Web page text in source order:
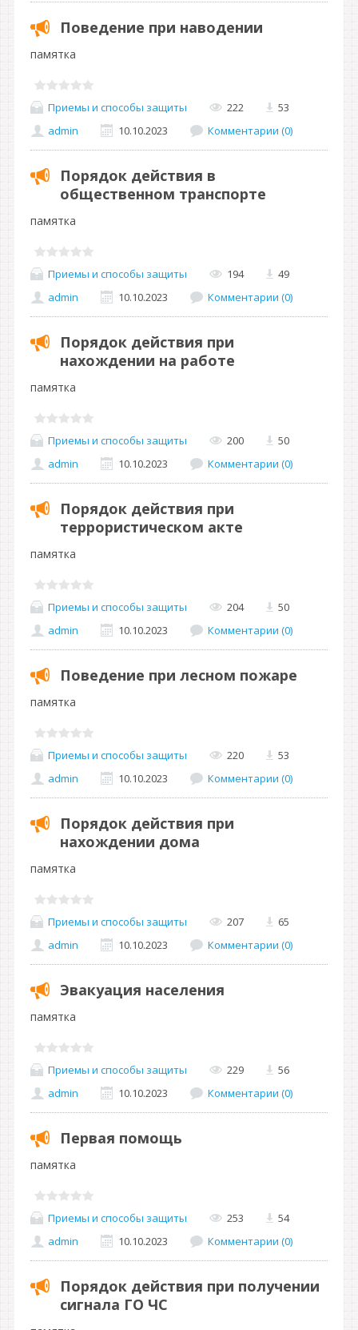
Поведение при наводении
памятка
Приемы и способы защиты 222
53
admin
10.10.2023 Комментарии (0)
Порядок действия в
общественном транспорте
памятка
Приемы и способы защиты 194
49
admin
10.10.2023 Комментарии (0)
Порядок действия при
нахождении на работе
памятка
Приемы и способы защиты 200
50
admin
10.10.2023 Комментарии (0)
Порядок действия при
террористическом акте
памятка
Приемы и способы защиты 204
50
admin
10.10.2023 Комментарии (0)
Поведение при лесном пожаре
памятка
Приемы и способы защиты 220
53
admin
10.10.2023 Комментарии (0)
Порядок действия при
нахождении дома
памятка
Приемы и способы защиты 207
65
admin
10.10.2023 Комментарии (0)
Эвакуация населения
памятка
Приемы и способы защиты 229
56
admin
10.10.2023 Комментарии (0)
Первая помощь
памятка
Приемы и способы защиты 253
54
admin
10.10.2023 Комментарии (0)
Порядок действия при получении
сигнала ГО ЧС